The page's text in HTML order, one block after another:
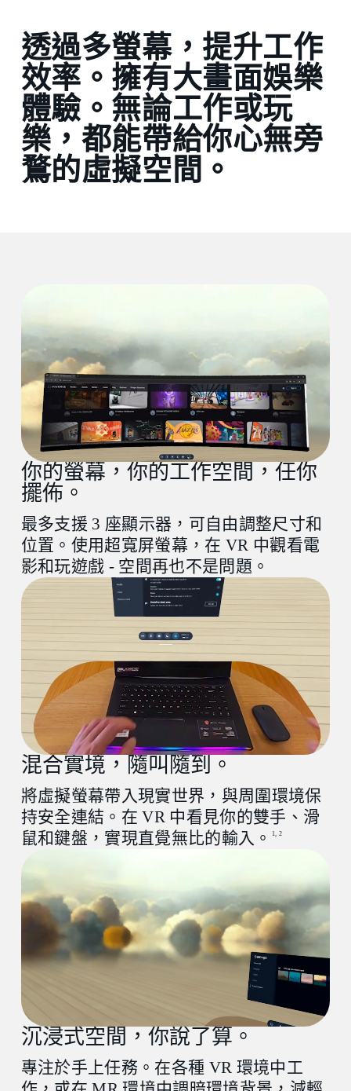
透過多螢幕，提升工作
效率。擁有大畫面娛樂
體驗。無論工作或玩
樂，都能帶給你心無旁
鶩的虛擬空間。
你的螢幕，你的工作空間，任你
擺佈。
最多支援 3 座顯示器，可自由調整尺寸和
位置。使用超寬屏螢幕，在 VR 中觀看電
影和玩遊戲 - 空間再也不是問題。
混合實境，隨叫隨到。
將虛擬螢幕帶入現實世界，與周圍環境保
持安全連結。在 VR 中看見你的雙手、滑
鼠和鍵盤，實現直覺無比的輸入。
1, 2
沉浸式空間，你說了算。
專注於手上任務。在各種 VR 環境中工
作業系統
macOS Ventura 13 或更新版本
連接埠
1 個 Thunderbolt 3/USB 3.0 連接埠或更高版
本
其他
（適用於有線串流）
USB Type‑A 或 C (PC) to C (HMD) 2.0 傳輸線
建議系統需求
PC
VIVE Desk 軟體
最多支援 3 座虛擬螢幕、超廣角及遊戲模式
VR 頭戴式顯示器
VIVE Focus Vision 或 VIVE XR Elite
（1.0.999.472 或更高韌體版本）
處理器
Intel® Core
i5‑4590 或
AMD Ryzen 5 1500X 同等或更高版本
GPU
Intel® CoreTM9th with Iris Xe 或
NVIDIA® GTX 10th generation 或
AMD Radeon RX 580 同等或更高版本
8 GB RAM 或更多
作業系統
Windows® 11 或 Windows® 10 (20H2)
USB 連接埠
Mac